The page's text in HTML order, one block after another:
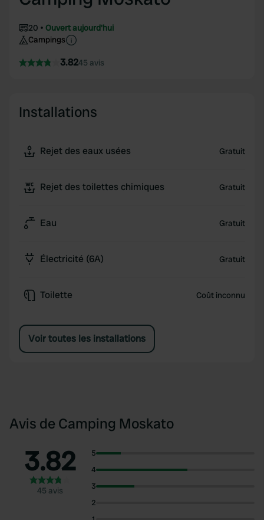
20
Ouvert aujourd'hui
Campings
3.8245 avis
Installations
Rejet des eaux usées Gratuit
Rejet des toilettes chimiques Gratuit
Eau Gratuit
Électricité (6A) Gratuit
Toilette Coût inconnu
Voir toutes les installations
Avis de Camping Moskato
3.82
45 avis
5
4
3
2